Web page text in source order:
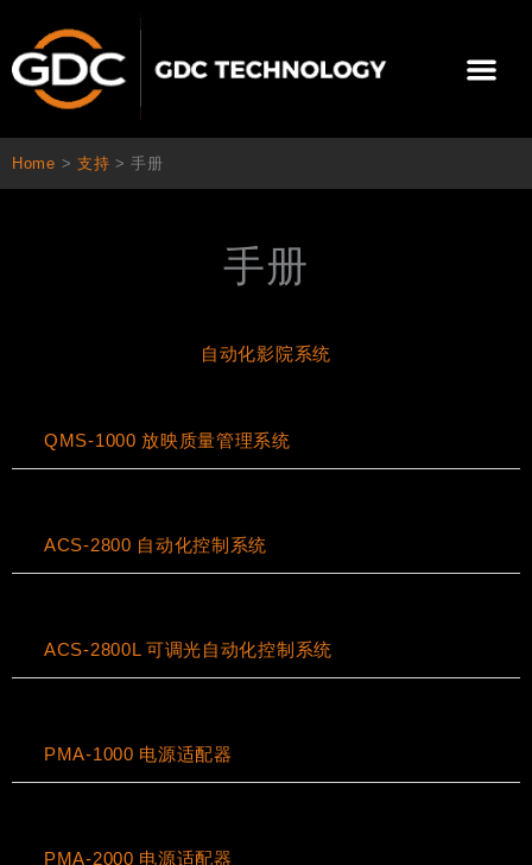
内
Home > 支持 >手册
手册
自动化影院系统
QMS-1000 放映质量管理系统
ACS-2800 自动化控制系统
ACS-2800L 可调光自动化控制系统
PMA-1000 电源适配器
PMA-2000 电源适配器